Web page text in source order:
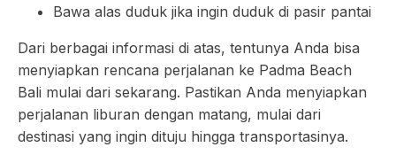
Bawa alas duduk jika ingin duduk di pasir pantai
Dari berbagai informasi di atas, tentunya Anda bisa
menyiapkan rencana perjalanan ke Padma Beach
Bali mulai dari sekarang. Pastikan Anda menyiapkan
perjalanan liburan dengan matang, mulai dari
destinasi yang ingin dituju hingga transportasinya.